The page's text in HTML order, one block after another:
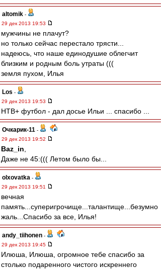
altomik -
29 дек 2013 19:53
мужчины не плачут?
но только сейчас перестало трясти...
надеюсь, что наше единодушие облегчит
близким и родным боль утраты (((
земля пухом, Илья
Los -
29 дек 2013 19:53
НТВ+ футбол - дал досье Ильи ... спасибо ...
Очкарик-11 -
29 дек 2013 19:52
Baz_in
Даже не 45:((( Летом было бы...
olxovatka -
29 дек 2013 19:51
вечная
память...суперигрочище...талантище...безумно
жаль...Спасибо за все, Илья!
andy_tiihonen -
29 дек 2013 19:45
Илюша, Илюша, огромное тебе спасибо за
столько подаренного чистого искреннего